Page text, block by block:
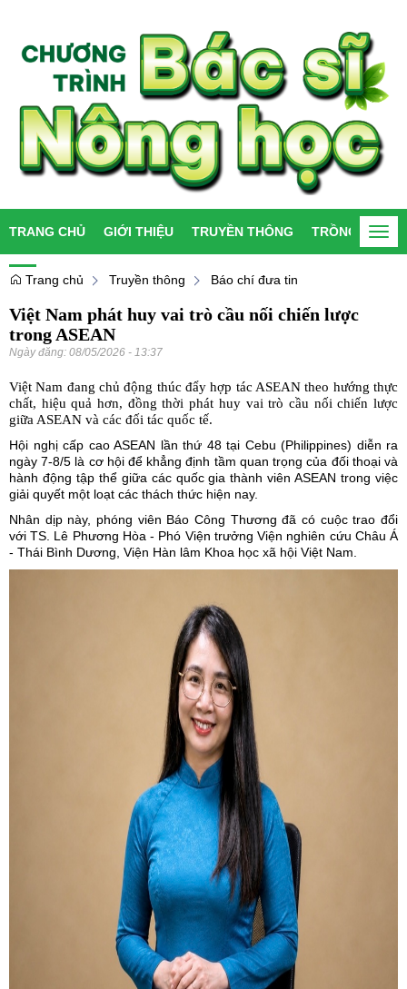
TRANG CHỦ GIỚI THIỆU TRUYỀN THÔNG TRỒNG TRỌT
Trang chủ Truyền thông Báo chí đưa tin
Việt Nam phát huy vai trò cầu nối chiến lược
trong ASEAN
Ngày đăng: 08/05/2026 - 13:37
Việt Nam đang chủ động thúc đẩy hợp tác ASEAN theo hướng thực
chất, hiệu quả hơn, đồng thời phát huy vai trò cầu nối chiến lược
giữa ASEAN và các đối tác quốc tế.
Hội nghị cấp cao ASEAN lần thứ 48tại Cebu (Philippines) diễn ra
ngày 7-8/5 là cơ hội để khẳng định tầm quan trọng của đối thoại và
hành động tập thể giữa các quốc gia thành viên ASEAN trong việc
giải quyết một loạt các thách thức hiện nay.
Nhân dịp này, phóng viên Báo Công Thương đã có cuộc trao đổi
với TS. Lê Phương Hòa - Phó Viện trưởng Viện nghiên cứu Châu Á
- Thái Bình Dương, Viện Hàn lâm Khoa học xã hội Việt Nam.